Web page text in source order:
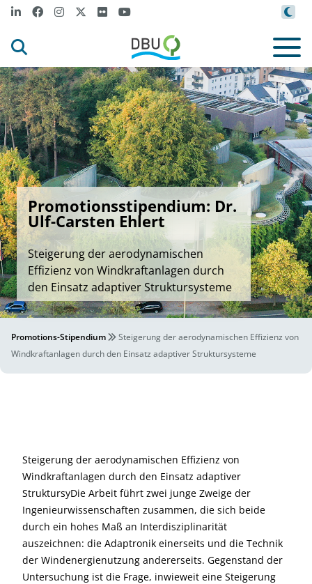
Promotionsstipendium: Dr.
Ulf-Carsten Ehlert
Steigerung der aerodynamischen
Effizienz von Windkraftanlagen durch
den Einsatz adaptiver Struktursysteme
Promotions-Stipendium
Steigerung der aerodynamischen Effizienz von
Windkraftanlagen durch den Einsatz adaptiver Struktursysteme
Steigerung der aerodynamischen Effizienz von
Windkraftanlagen durch den Einsatz adaptiver
StruktursyDie Arbeit führt zwei junge Zweige der
Ingenieurwissenschaften zusammen, die sich beide
durch ein hohes Maß an Interdisziplinarität
auszeichnen: die Adaptronik einerseits und die Technik
der Windenergienutzung andererseits. Gegenstand der
Untersuchung ist die Frage, inwieweit eine Steigerung